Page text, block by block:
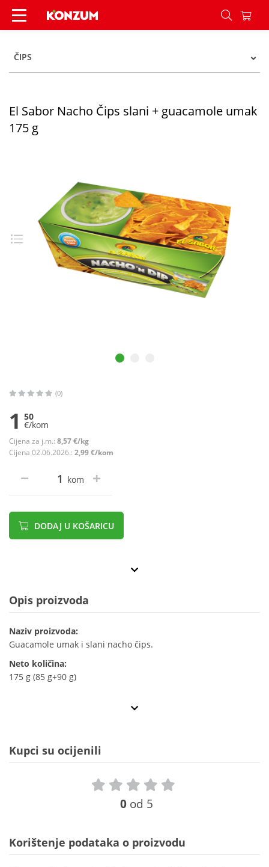
El Sabor Nacho Čips slani + guacamole umak
ČIPS
El Sabor Nacho Čips slani + guacamole umak
175 g
(0)
1 50
€/kom
Cijena za j.m.: 8,57 €/kg
Cijena 02.06.2026.: 2,99 €/kom
kom
DODAJ U KOŠARICU
Opis proizvoda
Naziv proizvoda:
Guacamole umak i slani nacho čips.
Neto količina:
175 g (85 g+90 g)
Kupci su ocijenili
0 od 5
Korištenje podataka o proizvodu